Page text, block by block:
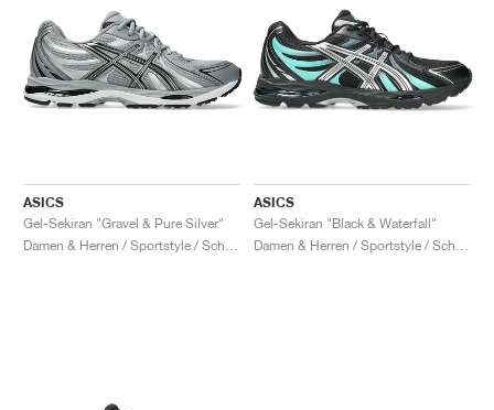
ASICS
Gel-Sekiran "Gravel & Pure Silver"
ASICS
Gel-Sekiran "Black & Waterfall"